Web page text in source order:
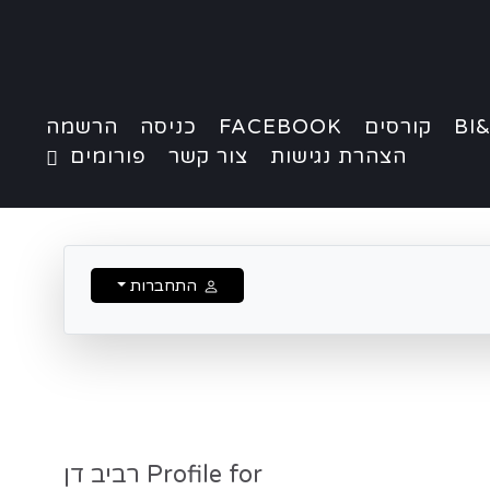
קורסים FACEBOOK כניסה
הרשמה
הצהרת נגישות
צור קשר פורומים
התחברות
Profile for רביב דן